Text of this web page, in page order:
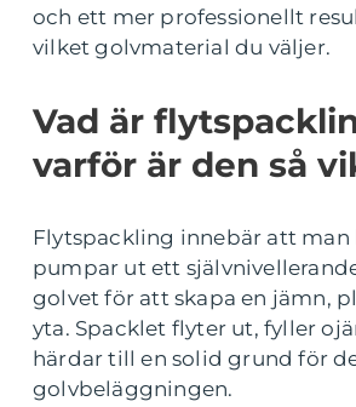
och ett mer professionellt
vilket golvmaterial du väljer.
Vad är
varför är den så
Flytspackling innebär att man
pumpar ut ett
golvet för att skapa en jämn,
yta. Spacklet flyter ut, fyller
härdar till en solid grund för
golvbeläggningen.